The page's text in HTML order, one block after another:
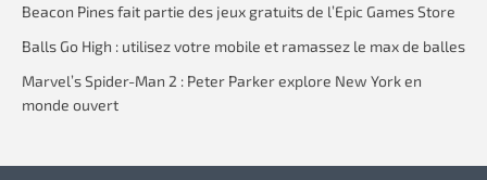
Beacon Pines fait partie des jeux gratuits de l’Epic Games Store
Balls Go High : utilisez votre mobile et ramassez le max de balles
Marvel’s Spider-Man 2 : Peter Parker explore New York en
monde ouvert